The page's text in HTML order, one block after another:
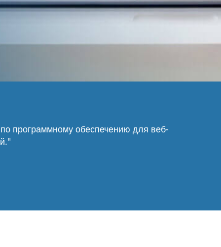
программному обеспечению для веб-